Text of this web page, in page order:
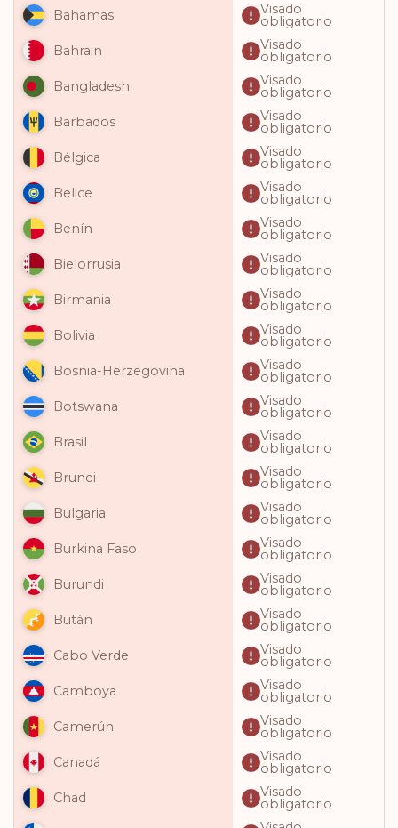
Bahamas
Visado
obligatorio
Bahrain
Visado
obligatorio
Bangladesh
Visado
obligatorio
Barbados
Visado
obligatorio
Bélgica
Visado
obligatorio
Belice
Visado
obligatorio
Benín
Visado
obligatorio
Bielorrusia
Visado
obligatorio
Birmania
Visado
obligatorio
Bolivia
Visado
obligatorio
Bosnia-Herzegovina
Visado
obligatorio
Botswana
Visado
obligatorio
Brasil
Visado
obligatorio
Brunei
Visado
obligatorio
Bulgaria
Visado
obligatorio
Burkina Faso
Visado
obligatorio
Burundi
Visado
obligatorio
Bután
Visado
obligatorio
Cabo Verde
Visado
obligatorio
Camboya
Visado
obligatorio
Camerún
Visado
obligatorio
Canadá
Visado
obligatorio
Chad
Visado
obligatorio